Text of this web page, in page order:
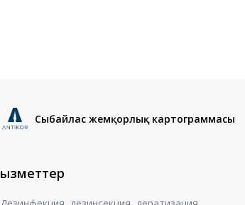
Сыбайлас жемқорлық картограммасы
Қызметтер